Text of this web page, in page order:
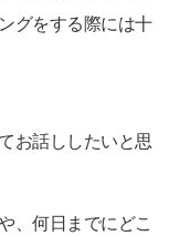
グをする際には十
お話ししたいと思
、何日までにどこ